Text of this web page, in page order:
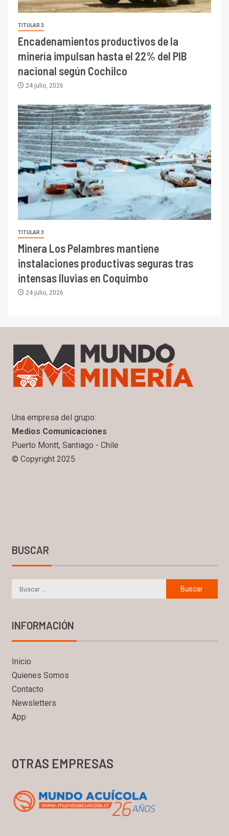
TITULAR 3
Encadenamientos productivos de la
minería impulsan hasta el 22% del PIB
nacional según Cochilco
24 julio, 2026
TITULAR 3
Minera Los Pelambres mantiene
instalaciones productivas seguras tras
intensas lluvias en Coquimbo
24 julio, 2026
Una empresa del grupo:
Medios Comunicaciones
Puerto Montt, Santiago - Chile
© Copyright 2025
BUSCAR
INFORMACIÓN
Inicio
Quienes Somos
Contacto
Newsletters
App
OTRAS EMPRESAS